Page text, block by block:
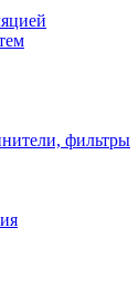
фильтры